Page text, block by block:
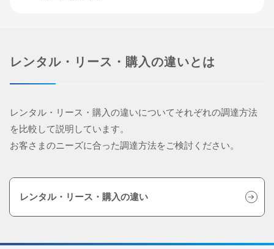
レンタル・リース・購入の違いとは
レンタル・リース・購入の違いについてそれぞれの調達方法
を比較して説明しています。
お客さまのニーズに合った調達方法をご検討ください。
レンタル・リース・購入の違い